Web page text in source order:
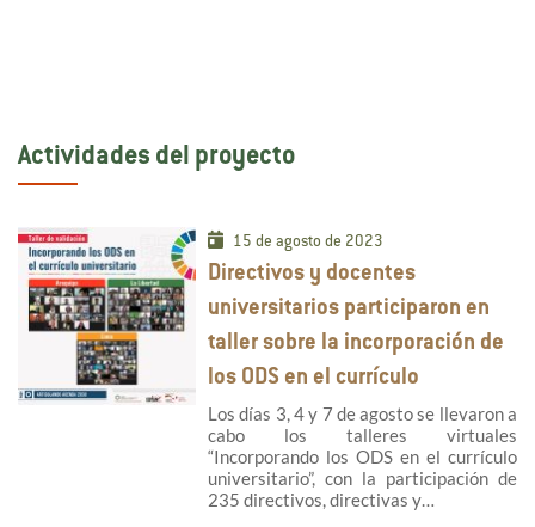
Actividades del proyecto
15 de agosto de 2023
Directivos y docentes
universitarios participaron en
taller sobre la incorporación de
los ODS en el currículo
Los días 3, 4 y 7 de agosto se llevaron a
cabo los talleres virtuales
“Incorporando los ODS en el currículo
universitario”, con la participación de
235 directivos, directivas y…